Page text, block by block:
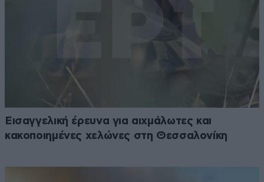
Εισαγγελική έρευνα για αιχμάλωτες και
κακοποιημένες χελώνες στη Θεσσαλονίκη